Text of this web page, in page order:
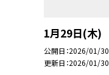
1月29日(木)
公開日 2026/01/30
更新日 2026/01/30